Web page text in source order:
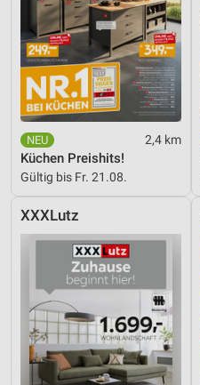
2,4 km
Küchen Preishits!
Gültig bis Fr. 21.08.
XXXLutz